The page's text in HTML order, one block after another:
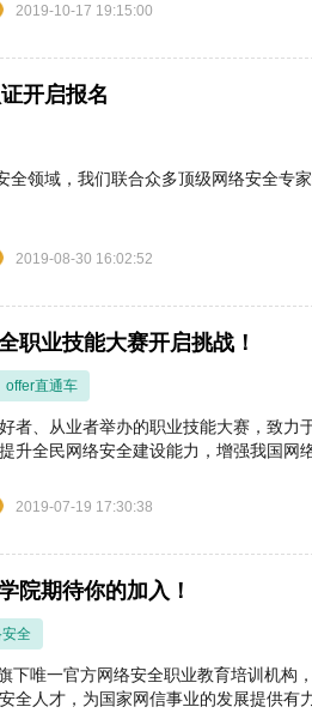
2019-10-17 19:15:00
开启报名
全领域，我们联合众多顶级网络安全专
2019-08-30 16:02:52
职业技能大赛开启挑战！
offer直通车
者、从业者举办的职业技能大赛，致
升全民网络安全建设能力，增强我国网
2019-07-19 17:30:38
院期待你的加入！
安全
下唯一官方网络安全职业教育培训机构
全人才，为国家网信事业的发展提供有